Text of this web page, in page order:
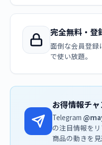
完全無料・登
面倒な会員登録
で使い放題。
お得情報チ
Telegram
の注目情報を
商品の動きを見